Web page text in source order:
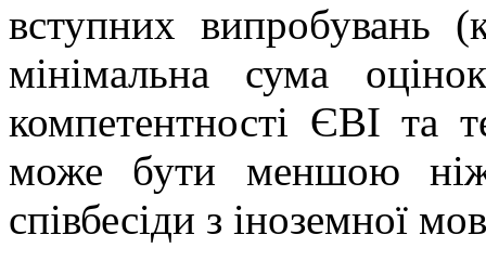
вступних випробувань
мінімальна сума
компетентності ЄВІ та
може бути меншою
співбесіди з іноземної